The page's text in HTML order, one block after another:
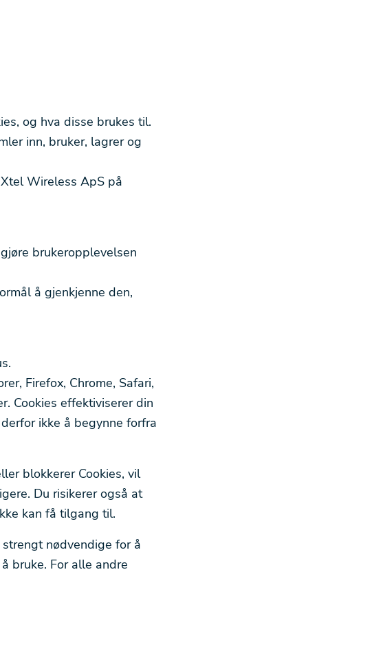
og hva disse brukes til.
inn, bruker, lagrer og
Wireless ApS på
brukeropplevelsen
å gjenkjenne den,
Firefox, Chrome, Safari,
Cookies effektiviserer din
ikke å begynne forfra
blokkerer Cookies, vil
Du risikerer også at
kan få tilgang til.
nødvendige for å
bruke. For alle andre